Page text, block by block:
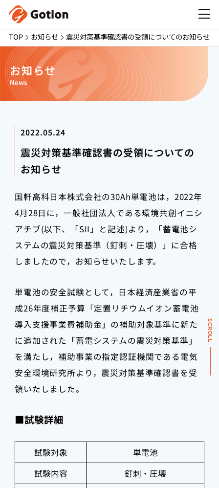
TOP お知らせ 震災対策基準確認書の受領についてのお知らせ
お知らせ
News
SCROLL
2022.05.24
震災対策基準確認書の受領についての
お知らせ
国軒高科日本株式会社の30Ah単電池は，2022年
4月28日に，一般社団法人である環境共創イニシ
アチブ(以下、「SII」と記述)より，「蓄電池シ
ステムの震災対策基準（釘刺・圧壊）」に合格
しましたので，お知らせいたします。
単電池の安全試験として，日本経済産業省の平
成26年度補正予算「定置リチウムイオン蓄電池
導入支援事業費補助金」の補助対象基準に新た
に追加された「蓄電システムの震災対策基準」
を満たし，補助事業の指定認証機関である電気
安全環境研究所より，震災対策基準確認書を受
領いたしました。
■試験詳細
試験対象
単電池
試験内容
釘刺・圧壊